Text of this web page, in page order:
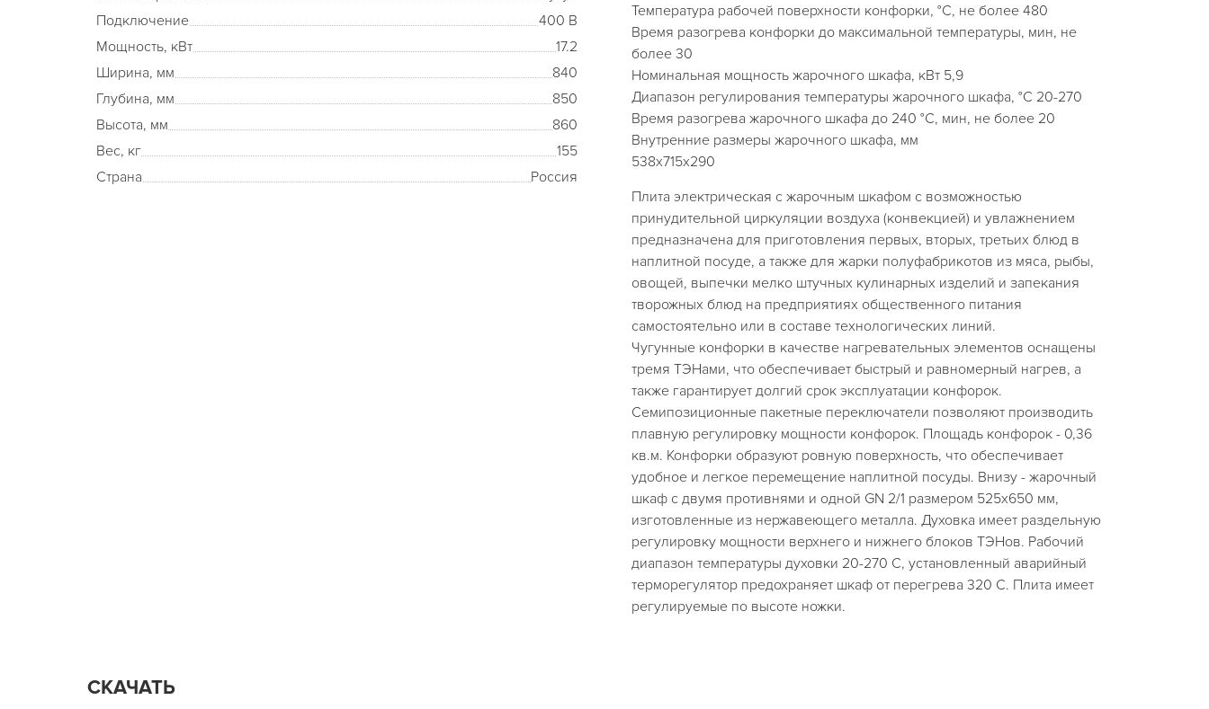
Подключение
400 В
Мощность, кВт
17.2
Ширина, мм
840
Глубина, мм
850
Высота, мм
860
Вес, кг
155
Страна
Россия
Температура рабочей поверхности конфорки, °C, не более 480
Время разогрева конфорки до максимальной температуры, мин, не
более 30
Номинальная мощность жарочного шкафа, кВт 5,9
Диапазон регулирования температуры жарочного шкафа, °C 20-270
Время разогрева жарочного шкафа до 240 °C, мин, не более 20
Внутренние размеры жарочного шкафа, мм
538x715x290
Плита электрическая с жарочным шкафом с возможностью
принудительной циркуляции воздуха (конвекцией) и увлажнением
предназначена для приготовления первых, вторых, третьих блюд в
наплитной посуде, а также для жарки полуфабрикотов из мяса, рыбы,
овощей, выпечки мелко штучных кулинарных изделий и запекания
творожных блюд на предприятиях общественного питания
самостоятельно или в составе технологических линий.
Чугунные конфорки в качестве нагревательных элементов оснащены
тремя ТЭНами, что обеспечивает быстрый и равномерный нагрев, а
также гарантирует долгий срок эксплуатации конфорок.
Семипозиционные пакетные переключатели позволяют производить
плавную регулировку мощности конфорок. Площадь конфорок - 0,36
кв.м. Конфорки образуют ровную поверхность, что обеспечивает
удобное и легкое перемещение наплитной посуды. Внизу - жарочный
шкаф с двумя противнями и одной GN 2/1 размером 525х650 мм,
изготовленные из нержавеющего металла. Духовка имеет раздельную
регулировку мощности верхнего и нижнего блоков ТЭНов. Рабочий
диапазон температуры духовки 20-270 С, установленный аварийный
терморегулятор предохраняет шкаф от перегрева 320 С. Плита имеет
регулируемые по высоте ножки.
СКАЧАТЬ